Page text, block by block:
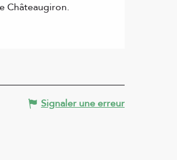
Châteaugiron.
Signaler une erreur